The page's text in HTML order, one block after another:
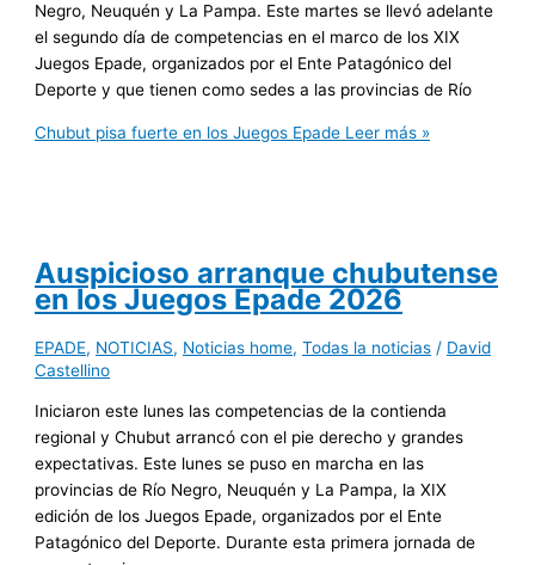
Negro, Neuquén y La Pampa. Este martes se llevó adelante
el segundo día de competencias en el marco de los XIX
Juegos Epade, organizados por el Ente Patagónico del
Deporte y que tienen como sedes a las provincias de Río
Chubut pisa fuerte en los Juegos Epade Leer más »
Auspicioso arranque chubutense
en los Juegos Epade 2026
EPADE, NOTICIAS, Noticias home,Todas la noticias / David
Castellino
Iniciaron este lunes las competencias de la contienda
regional y Chubut arrancó con el pie derecho y grandes
expectativas. Este lunes se puso en marcha en las
provincias de Río Negro, Neuquén y La Pampa, la XIX
edición de los Juegos Epade, organizados por el Ente
Patagónico del Deporte. Durante esta primera jornada de